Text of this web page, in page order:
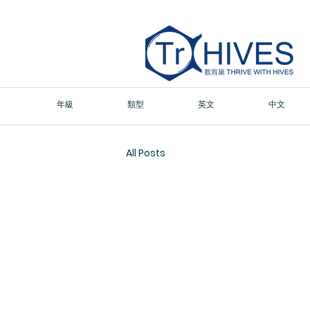
年級 類型 英文 中文
All Posts